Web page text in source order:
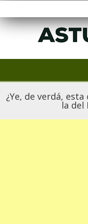
¿Ye, de verdá,
la del